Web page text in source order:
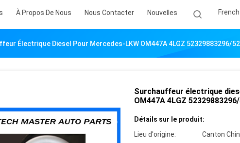
À Propos De Nous Nous Contacter Nouvelles French
Électrique Diesel Pour Mercedes-LKW OM447A 4LGZ 52329883296/
Surchauffeur électrique
OM447A 4LGZ
Détails sur le produit:
Lieu d'origine:
Canton